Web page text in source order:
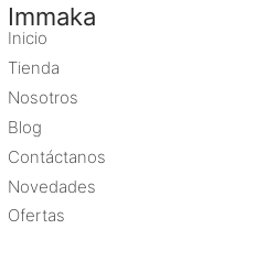
Immaka
Inicio
Tienda
Nosotros
Blog
Contáctanos
Novedades
Ofertas